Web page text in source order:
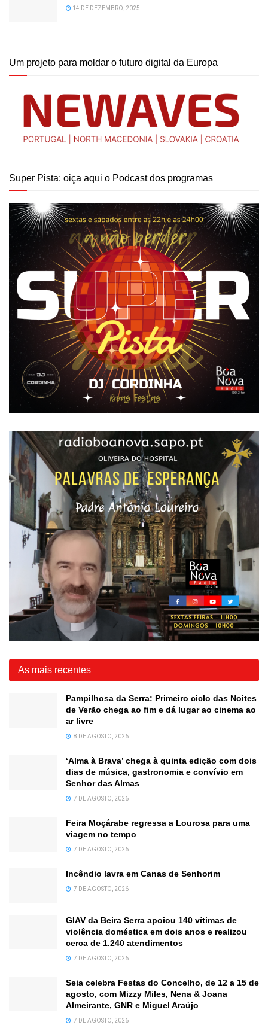
14 DE DEZEMBRO, 2025
Um projeto para moldar o futuro digital da Europa
Super Pista: oiça aqui o Podcast dos programas
As mais recentes
Pampilhosa da Serra: Primeiro ciclo das Noites
de Verão chega ao fim e dá lugar ao cinema ao
ar livre
8 DE AGOSTO, 2026
‘Alma à Brava’ chega à quinta edição com dois
dias de música, gastronomia e convívio em
Senhor das Almas
7 DE AGOSTO, 2026
Feira Moçárabe regressa a Lourosa para uma
viagem no tempo
7 DE AGOSTO, 2026
Incêndio lavra em Canas de Senhorim
7 DE AGOSTO, 2026
GIAV da Beira Serra apoiou 140 vítimas de
violência doméstica em dois anos e realizou
cerca de 1.240 atendimentos
7 DE AGOSTO, 2026
Seia celebra Festas do Concelho, de 12 a 15 de
agosto, com Mizzy Miles, Nena & Joana
Almeirante, GNR e Miguel Araújo
7 DE AGOSTO, 2026